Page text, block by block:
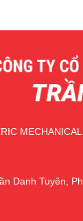
Danh Tuyên,